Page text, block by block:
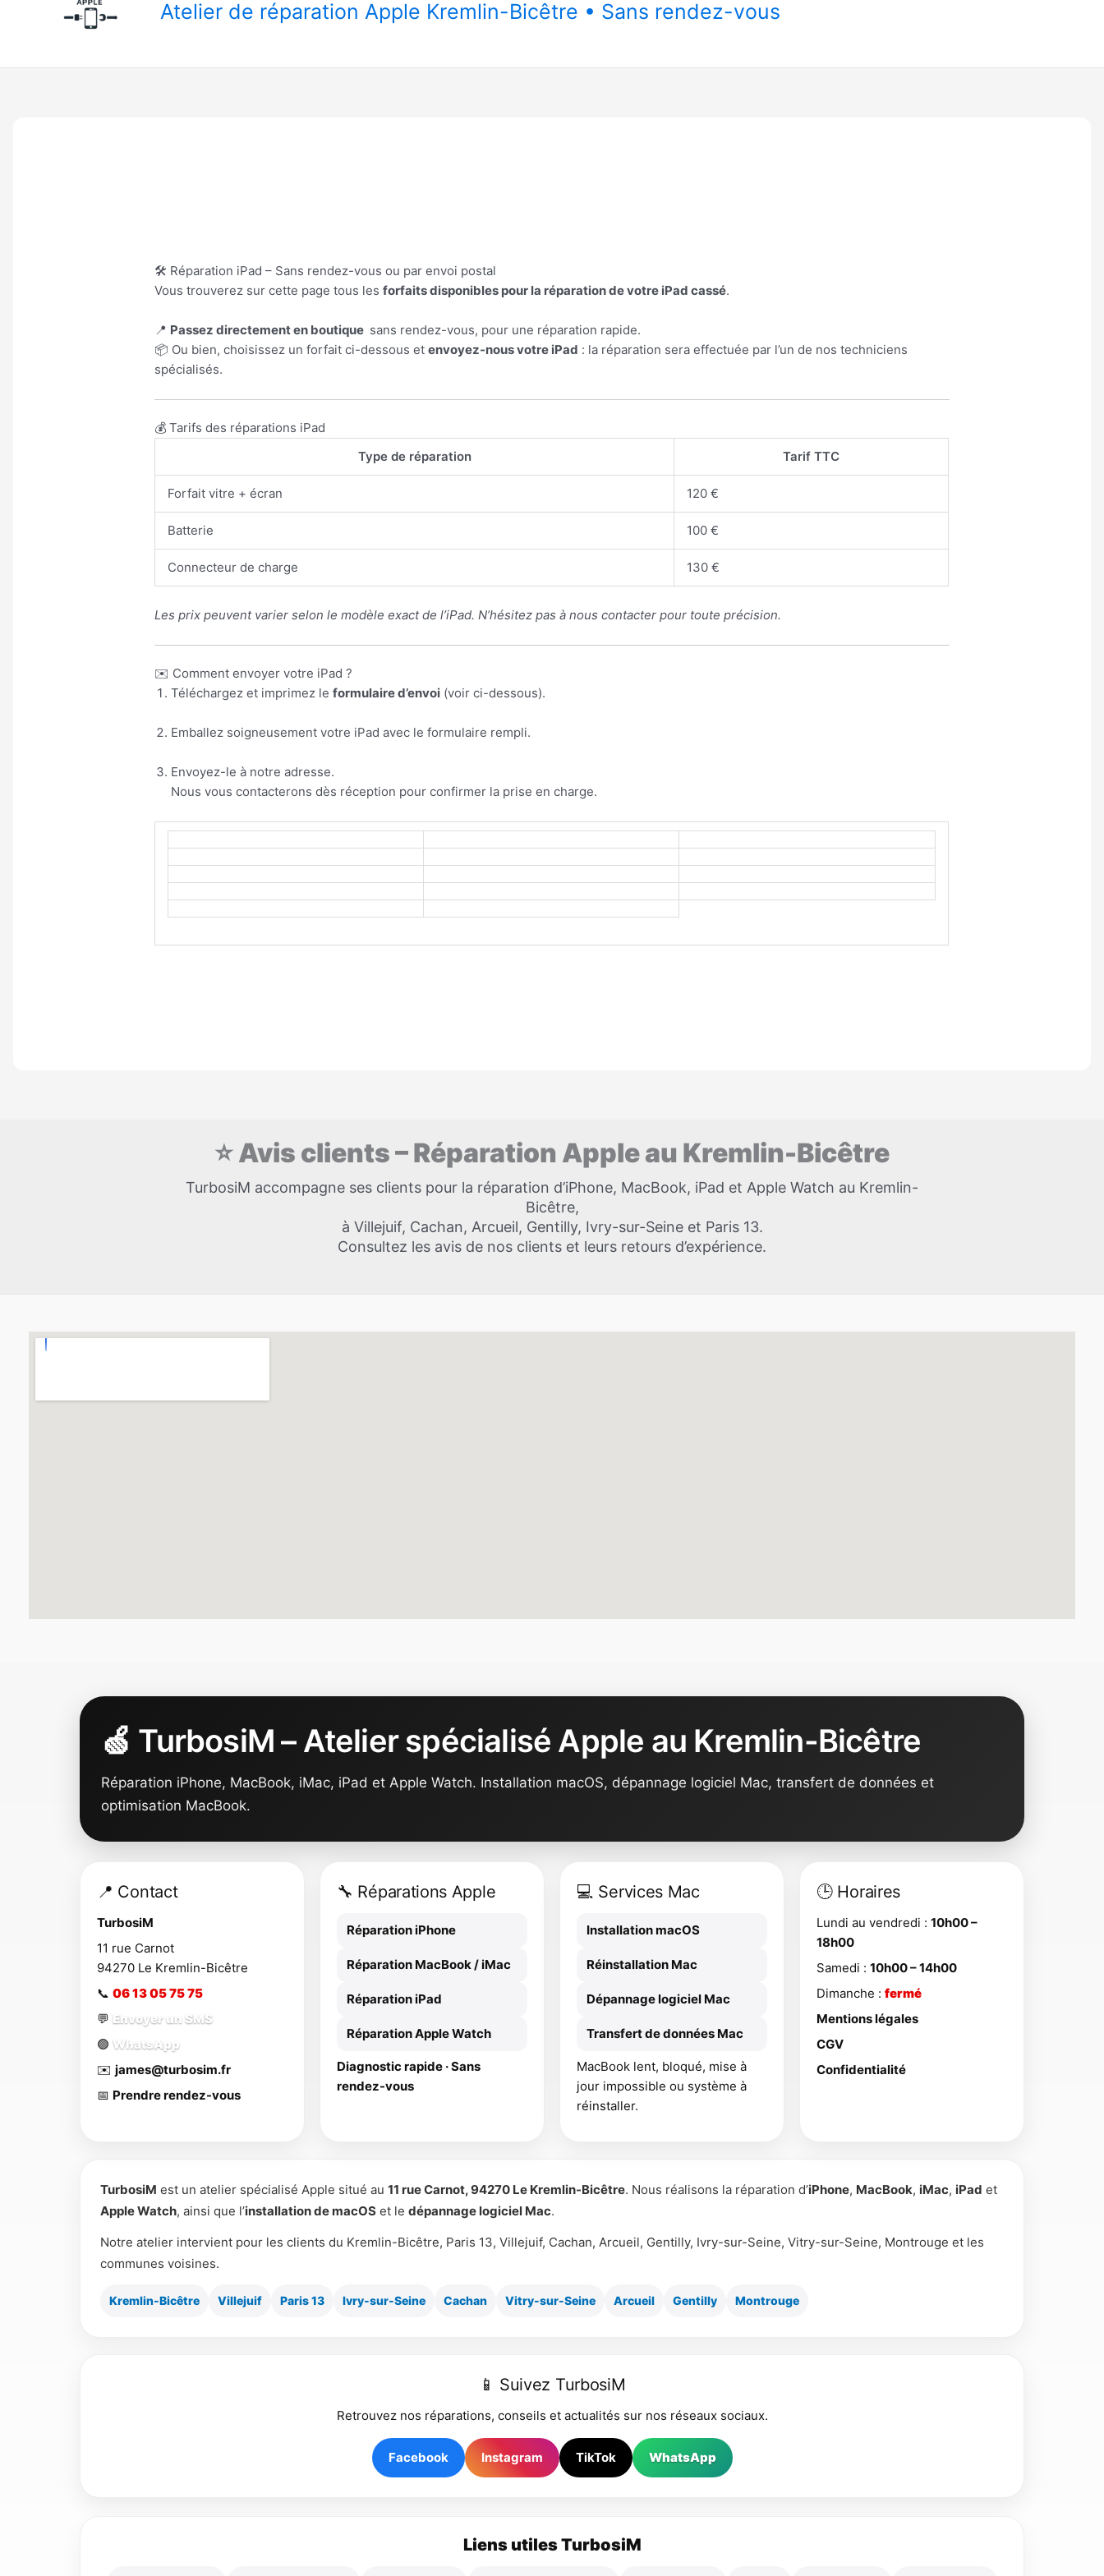
Atelier de réparation Apple Kremlin-Bicêtre • Sans rendez-vous
🛠️ Réparation iPad – Sans rendez-vous ou par envoi postal
Vous trouverez sur cette page tous lesforfaits disponibles pour la réparation de votre iPad cassé.
📍 Passez directement en boutique sans rendez-vous, pour une réparation rapide.
📦 Ou bien, choisissez un forfait ci-dessous etenvoyez-nous votre iPad : la réparation sera effectuée par l’un de nos techniciens
spécialisés.
💰 Tarifs des réparations iPad
Type de réparation
Tarif TTC
Forfait vitre + écran 120 €
Batterie 100 €
Connecteur de charge 130 €
Les prix peuvent varier selon le modèle exact de l’iPad. N’hésitez pas à nous contacter pour toute précision.
✉️ Comment envoyer votre iPad ?
Téléchargez et imprimez leformulaire d’envoi (voir ci-dessous).
Emballez soigneusement votre iPad avec le formulaire rempli.
Envoyez-le à notre adresse.
Nous vous contacterons dès réception pour confirmer la prise en charge.
⭐ Avis clients – Réparation Apple au Kremlin-Bicêtre
TurbosiM accompagne ses clients pour la réparation d’iPhone, MacBook, iPad et Apple Watch au Kremlin-
Bicêtre,
à Villejuif, Cachan, Arcueil, Gentilly, Ivry-sur-Seine et Paris 13.
Consultez les avis de nos clients et leurs retours d’expérience.
🍏 TurbosiM – Atelier spécialisé Apple au Kremlin-Bicêtre
Réparation iPhone, MacBook, iMac, iPad et Apple Watch. Installation macOS, dépannage logiciel Mac, transfert de données et
optimisation MacBook.
📍 Contact
TurbosiM
11 rue Carnot
94270 Le Kremlin-Bicêtre
📞 06 13 05 75 75
💬 Envoyer un SMS
🟢 WhatsApp
✉️ james@turbosim.fr
📅 Prendre rendez-vous
🔧 Réparations Apple
Réparation iPhone
Réparation MacBook / iMac
Réparation iPad
Réparation Apple Watch
Diagnostic rapide · Sans
rendez-vous
💻 Services Mac
Installation macOS
Réinstallation Mac
Dépannage logiciel Mac
Transfert de données Mac
MacBook lent, bloqué, mise à
jour impossible ou système à
réinstaller.
🕒 Horaires
Lundi au vendredi : 10h00 –
18h00
Samedi : 10h00 – 14h00
Dimanche : fermé
Mentions légales
CGV
Confidentialité
TurbosiM est un atelier spécialisé Apple situé au 11 rue Carnot, 94270 Le Kremlin-Bicêtre. Nous réalisons la réparation d’iPhone, MacBook, iMac, iPad et
Apple Watch, ainsi que l’installation de macOS et le dépannage logiciel Mac.
Notre atelier intervient pour les clients du Kremlin-Bicêtre, Paris 13, Villejuif, Cachan, Arcueil, Gentilly, Ivry-sur-Seine, Vitry-sur-Seine, Montrouge et les
communes voisines.
Kremlin-Bicêtre Villejuif Paris 13 Ivry-sur-Seine Cachan Vitry-sur-Seine Arcueil Gentilly Montrouge
📱 Suivez TurbosiM
Retrouvez nos réparations, conseils et actualités sur nos réseaux sociaux.
Facebook Instagram TikTok WhatsApp
Liens utiles TurbosiM